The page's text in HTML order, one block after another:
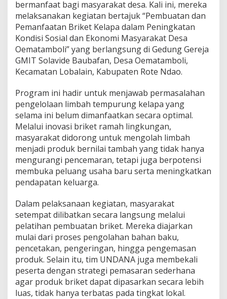
bermanfaat bagi masyarakat desa. Kali ini, mereka
melaksanakan kegiatan bertajuk “Pembuatan dan
Pemanfaatan Briket Kelapa dalam Peningkatan
Kondisi Sosial dan Ekonomi Masyarakat Desa
Oematamboli” yang berlangsung di Gedung Gereja
GMIT Solavide Baubafan, Desa Oematamboli,
Kecamatan Lobalain, Kabupaten Rote Ndao.
Program ini hadir untuk menjawab permasalahan
pengelolaan limbah tempurung kelapa yang
selama ini belum dimanfaatkan secara optimal.
Melalui inovasi briket ramah lingkungan,
masyarakat didorong untuk mengolah limbah
menjadi produk bernilai tambah yang tidak hanya
mengurangi pencemaran, tetapi juga berpotensi
membuka peluang usaha baru serta meningkatkan
pendapatan keluarga.
Dalam pelaksanaan kegiatan, masyarakat
setempat dilibatkan secara langsung melalui
pelatihan pembuatan briket. Mereka diajarkan
mulai dari proses pengolahan bahan baku,
pencetakan, pengeringan, hingga pengemasan
produk. Selain itu, tim UNDANA juga membekali
peserta dengan strategi pemasaran sederhana
agar produk briket dapat dipasarkan secara lebih
luas, tidak hanya terbatas pada tingkat lokal.